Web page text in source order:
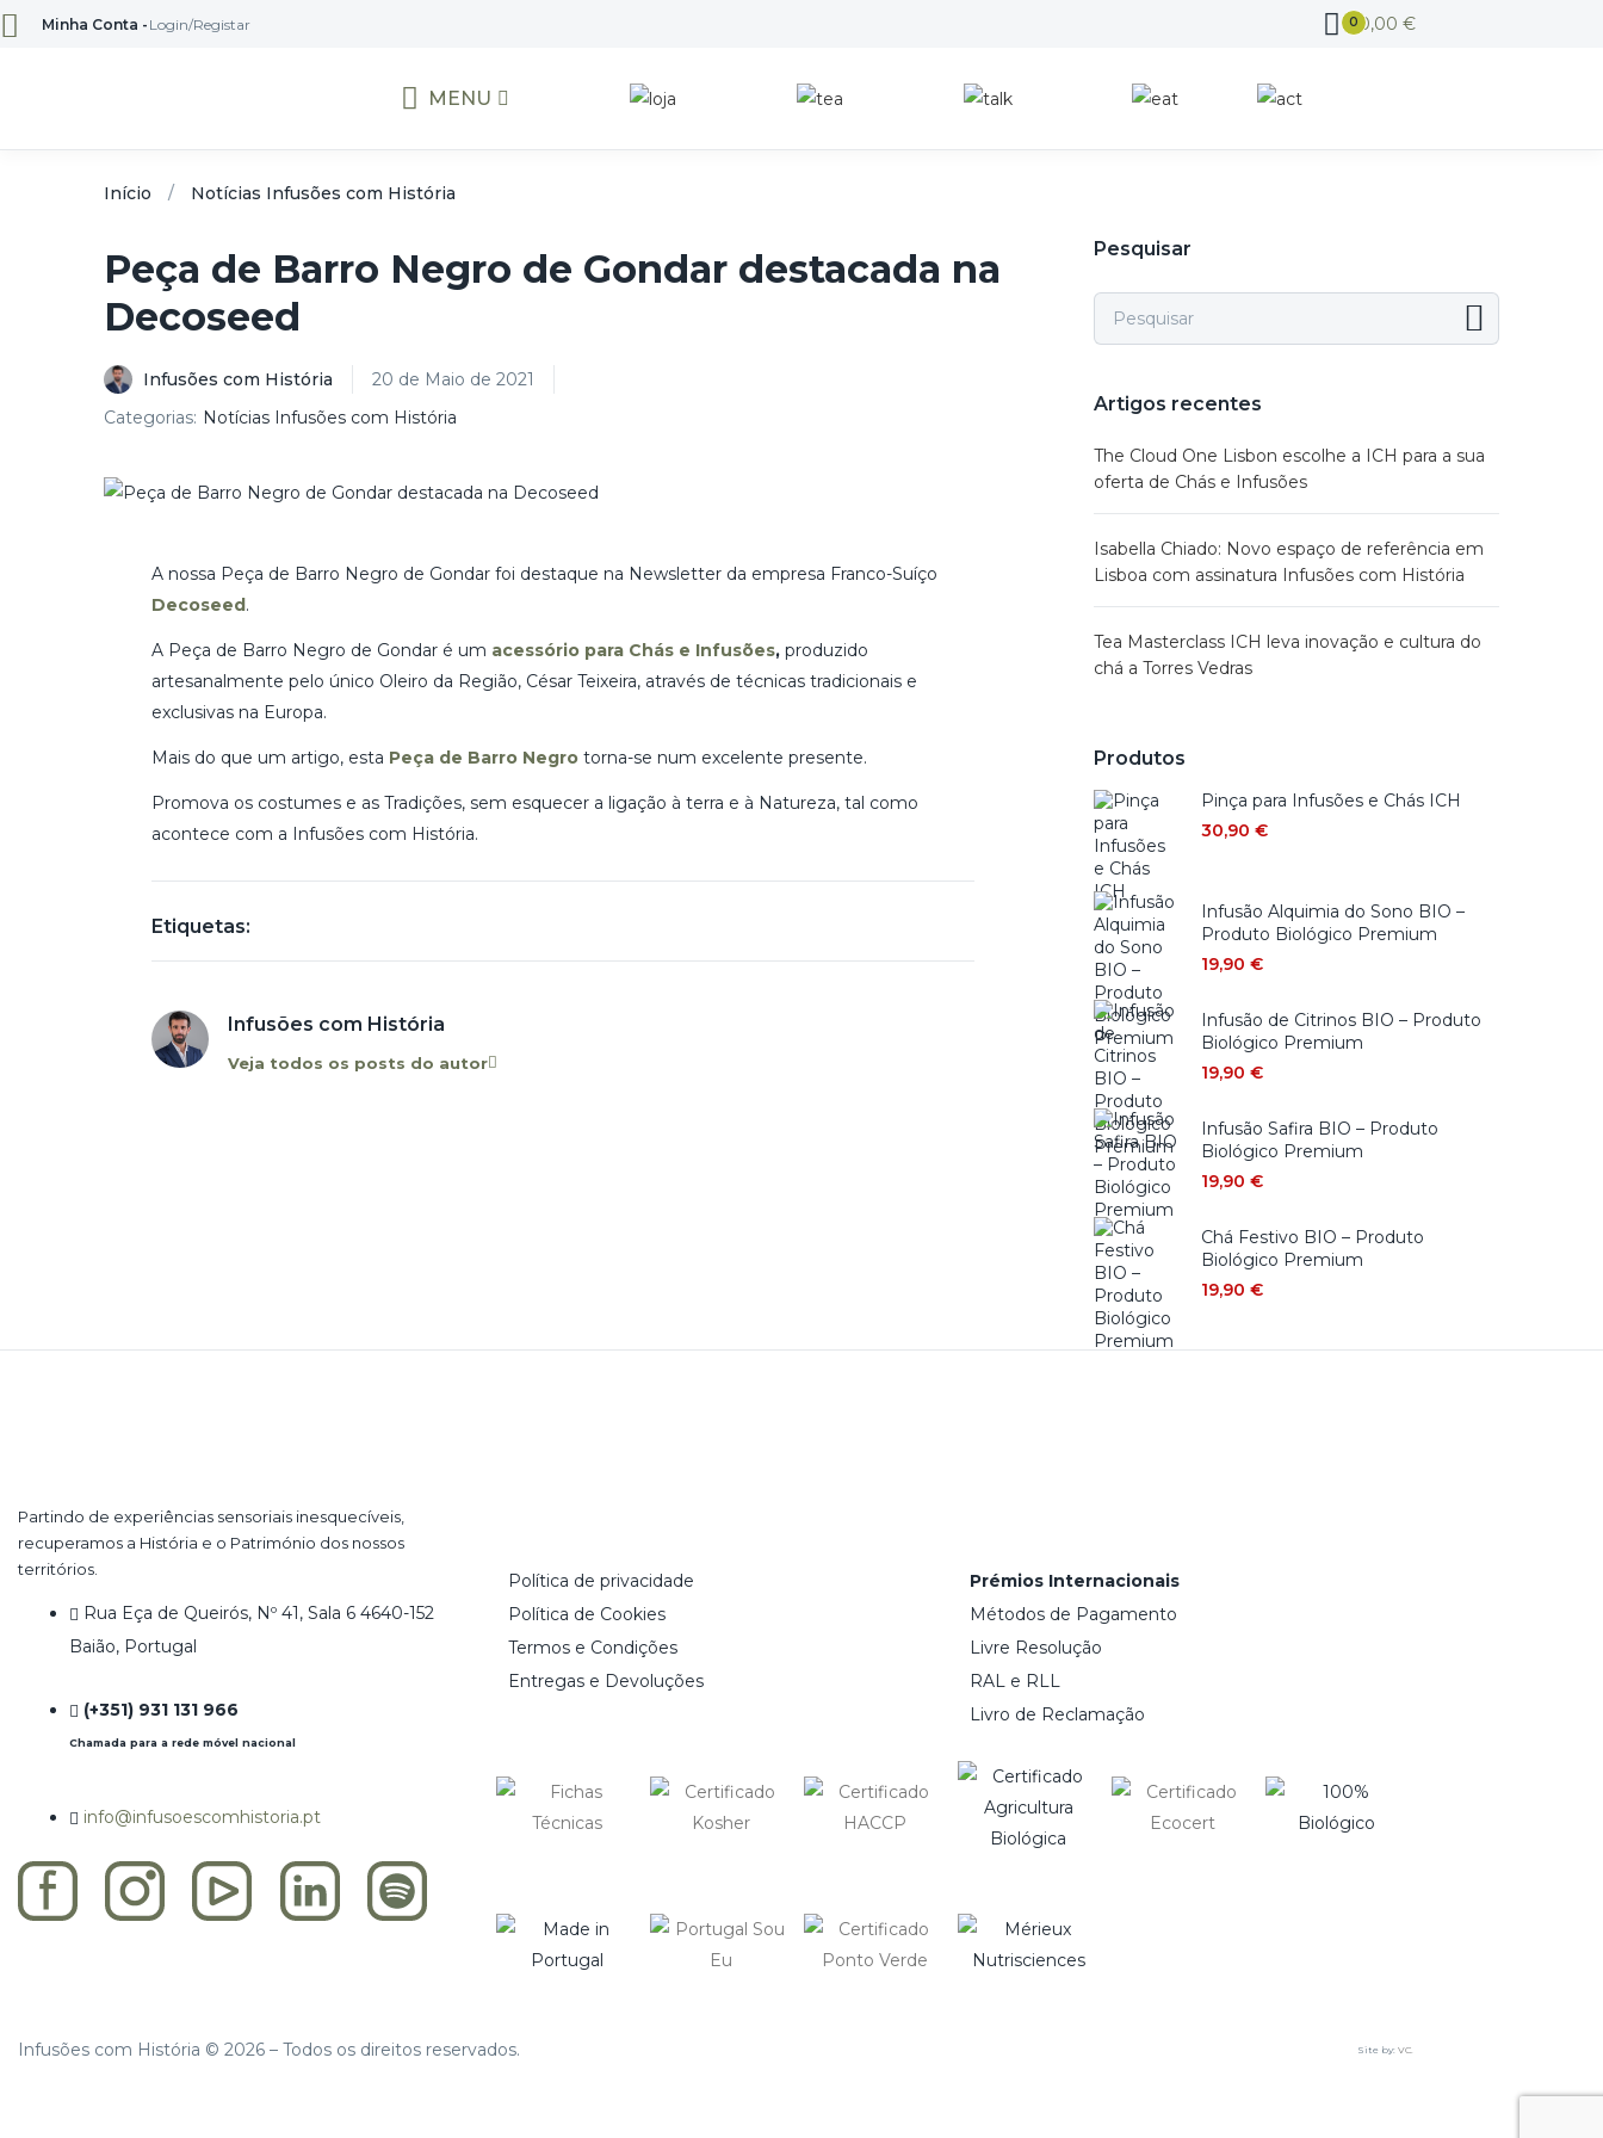
Minha Conta - Login/Registar 0 0,00€
MENU
Início Notícias Infusões com História
Peça de Barro Negro de Gondar destacada na
Decoseed
Infusões com História
20 de Maio de 2021
Categorias: Notícias Infusões com História
A nossa Peça de Barro Negro de Gondar foi destaque na Newsletter da empresa Franco-Suíço
Decoseed.
A Peça de Barro Negro de Gondar é um acessório para Chás e Infusões, produzido
artesanalmente pelo único Oleiro da Região, César Teixeira, através de técnicas tradicionais e
exclusivas na Europa.
Mais do que um artigo, esta Peça de Barro Negro torna-se num excelente presente.
Promova os costumes e as Tradições, sem esquecer a ligação à terra e à Natureza, tal como
acontece com a Infusões com História.
Etiquetas:
Infusões com História
Veja todos os posts do autor
Pesquisar
Artigos recentes
The Cloud One Lisbon escolhe a ICH para a sua
oferta de Chás e Infusões
Isabella Chiado: Novo espaço de referência em
Lisboa com assinatura Infusões com História
Tea Masterclass ICH leva inovação e cultura do
chá a Torres Vedras
Produtos
Pinça para Infusões e Chás ICH
30,90 €
Infusão Alquimia do Sono BIO –
Produto Biológico Premium
19,90 €
Infusão de Citrinos BIO – Produto
Biológico Premium
19,90 €
Infusão Safira BIO – Produto
Biológico Premium
19,90 €
Chá Festivo BIO – Produto
Biológico Premium
19,90 €
Partindo de experiências sensoriais inesquecíveis,
recuperamos a História e o Património dos nossos
territórios.
Rua Eça de Queirós, Nº 41, Sala 6 4640-152
Baião, Portugal
(+351) 931 131 966
Chamada para a rede móvel nacional
info@infusoescomhistoria.pt
Política de privacidade
Política de Cookies
Termos e Condições
Entregas e Devoluções
Prémios Internacionais
Métodos de Pagamento
Livre Resolução
RAL e RLL
Livro de Reclamação
Infusões com História © 2026 – Todos os direitos reservados. Site by: VC.